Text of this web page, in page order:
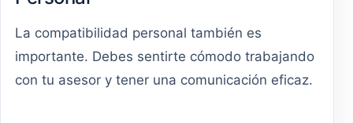
La compatibilidad personal también es
importante. Debes sentirte cómodo trabajando
con tu asesor y tener una comunicación eficaz.